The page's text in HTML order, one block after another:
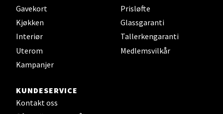
Gavekort
Kjøkken
Interiør
Uterom
Kampanjer
Prisløfte
Glassgaranti
Tallerkengaranti
Medlemsvilkår
KUNDESERVICE
Kontakt oss
Bergen - Thon Senter Sartor
Sartorvegen 12, 5353 Straume
Åpent i dag 10-21
0 i butikk